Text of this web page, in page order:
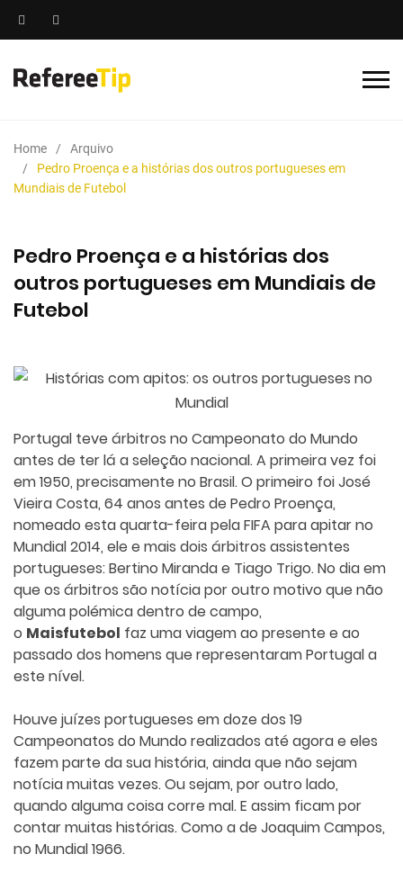
Home
Arquivo
Pedro Proença e a histórias dos outros portugueses em
Mundiais de Futebol
Pedro Proença e a histórias dos
outros portugueses em Mundiais de
Futebol
Portugal teve árbitros no Campeonato do Mundo
antes de ter lá a seleção nacional. A primeira vez foi
em 1950, precisamente no Brasil. O primeiro foi José
Vieira Costa, 64 anos antes de Pedro Proença,
nomeado esta quarta-feira pela FIFA para apitar no
Mundial 2014, ele e mais dois árbitros assistentes
portugueses: Bertino Miranda e Tiago Trigo. No dia em
que os árbitros são notícia por outro motivo que não
alguma polémica dentro de campo,
o Maisfutebol faz uma viagem ao presente e ao
passado dos homens que representaram Portugal a
este nível.
Houve juízes portugueses em doze dos 19
Campeonatos do Mundo realizados até agora e eles
fazem parte da sua história, ainda que não sejam
notícia muitas vezes. Ou sejam, por outro lado,
quando alguma coisa corre mal. E assim ficam por
contar muitas histórias. Como a de Joaquim Campos,
no Mundial 1966.